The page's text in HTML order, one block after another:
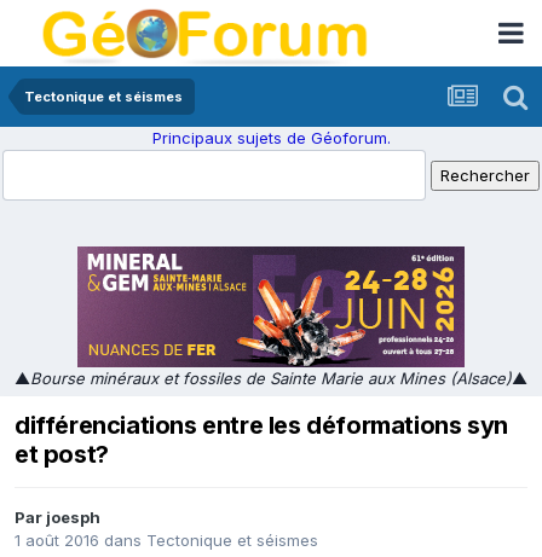
Tectonique et séismes
Principaux sujets de Géoforum.
▲Bourse minéraux et fossiles de Sainte Marie aux Mines (Alsace)▲
différenciations entre les déformations syn
et post?
Par joesph
1 août 2016 dans Tectonique et séismes